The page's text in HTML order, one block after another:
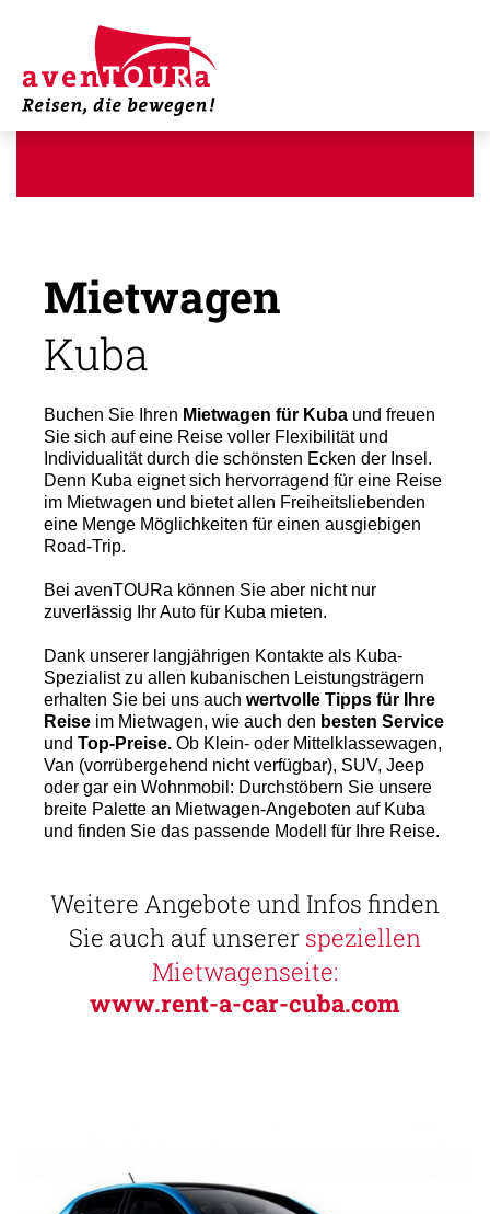
Mietwagen
Kuba
Buchen Sie Ihren Mietwagen für Kuba und freuen
Sie sich auf eine Reise voller Flexibilität und
Individualität durch die schönsten Ecken der Insel.
Denn Kuba eignet sich hervorragend für eine Reise
im Mietwagen und bietet allen Freiheitsliebenden
eine Menge Möglichkeiten für einen ausgiebigen
Road-Trip.
Bei avenTOURa können Sie aber nicht nur
zuverlässig Ihr Auto für Kuba mieten.
Dank unserer langjährigen Kontakte als Kuba-
Spezialist zu allen kubanischen Leistungsträgern
erhalten Sie bei uns auch wertvolle Tipps für Ihre
Reise im Mietwagen, wie auch den besten Service
und Top-Preise. Ob Klein- oder Mittelklassewagen,
Van (vorrübergehend nicht verfügbar), SUV, Jeep
oder gar ein Wohnmobil: Durchstöbern Sie unsere
breite Palette an Mietwagen-Angeboten auf Kuba
und finden Sie das passende Modell für Ihre Reise.
Weitere Angebote und Infos finden
Sie auch auf unserer speziellen
Mietwagenseite:
www.rent-a-car-cuba.com